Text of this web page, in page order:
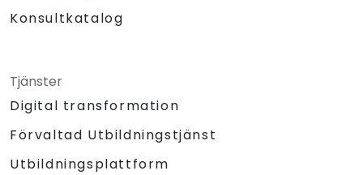
Konsultkatalog
Tjänster
Digital transformation
Förvaltad Utbildningstjänst
Utbildningsplattform